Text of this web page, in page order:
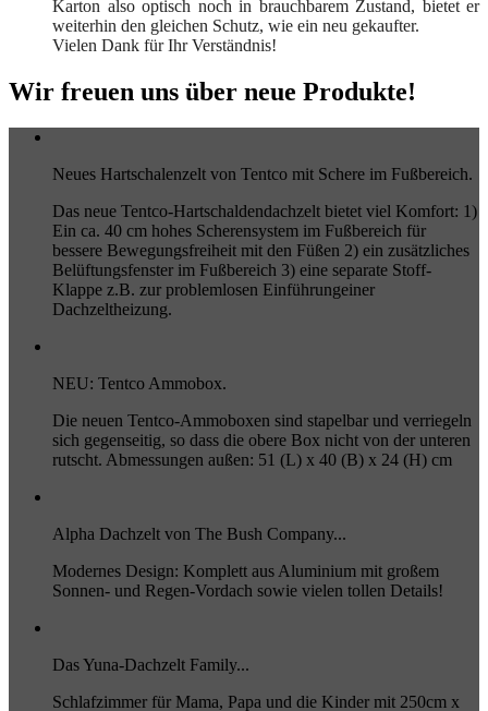
Karton also optisch noch in brauchbarem Zustand, bietet er
weiterhin den gleichen Schutz, wie ein neu gekaufter.
Vielen Dank für Ihr Verständnis!
Wir freuen uns über neue Produkte!
Neues Hartschalenzelt von Tentco mit Schere im Fußbereich.
Das neue Tentco-Hartschaldendachzelt bietet viel Komfort: 1)
Ein ca. 40 cm hohes Scherensystem im Fußbereich für
bessere Bewegungsfreiheit mit den Füßen 2) ein zusätzliches
Belüftungsfenster im Fußbereich 3) eine separate Stoff-
Klappe z.B. zur problemlosen Einführungeiner
Dachzeltheizung.
NEU: Tentco Ammobox.
Die neuen Tentco-Ammoboxen sind stapelbar und verriegeln
sich gegenseitig, so dass die obere Box nicht von der unteren
rutscht. Abmessungen außen: 51 (L) x 40 (B) x 24 (H) cm
Alpha Dachzelt von The Bush Company...
Modernes Design: Komplett aus Aluminium mit großem
Sonnen- und Regen-Vordach sowie vielen tollen Details!
Das Yuna-Dachzelt Family...
Schlafzimmer für Mama, Papa und die Kinder mit 250cm x